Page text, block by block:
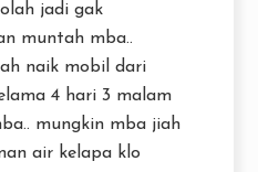
jadi gak
muntah mba..
naik mobil dari
4 hari 3 malam
mungkin mba jiah
air kelapa klo